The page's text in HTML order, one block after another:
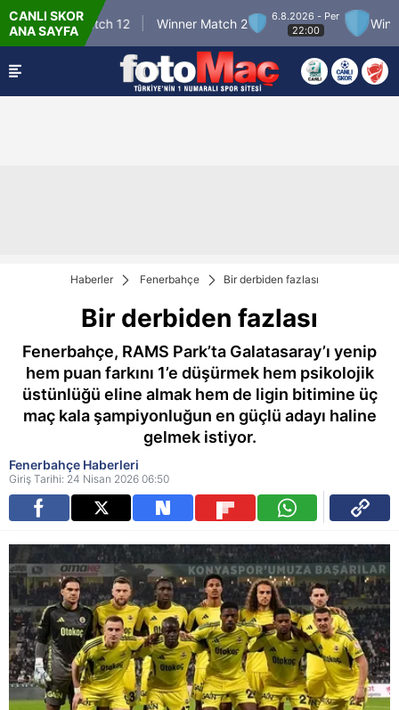
CANLI SKOR
ANA SAYFA
Winner Match 12 Winner Match 2
6.8.2026 - Per
22:00
Winner
Haberler Fenerbahçe Bir derbiden fazlası
Bir derbiden fazlası
Fenerbahçe, RAMS Park’ta Galatasaray’ı yenip
hem puan farkını 1’e düşürmek hem psikolojik
üstünlüğü eline almak hem de ligin bitimine üç
maç kala şampiyonluğun en güçlü adayı haline
gelmek istiyor.
Fenerbahçe Haberleri
Giriş Tarihi: 24 Nisan 2026 06:50